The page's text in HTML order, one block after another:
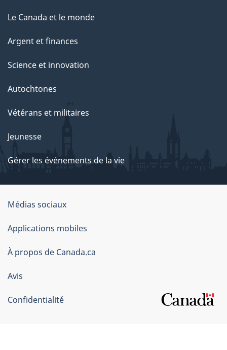
Le Canada et le monde
Argent et finances
Science et innovation
Autochtones
Vétérans et militaires
Jeunesse
Gérer les événements de la vie
Organisation
du
gouvernement
du
Canada
Médias sociaux
Applications mobiles
À propos de Canada.ca
Avis
Confidentialité